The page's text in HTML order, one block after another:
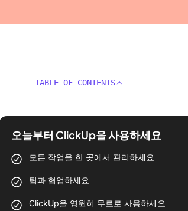
TABLE OF CONTENTS
오늘부터 ClickUp을 사용하세요
모든 작업을 한 곳에서 관리하세요
팀과 협업하세요
ClickUp을 영원히 무료로 사용하세요